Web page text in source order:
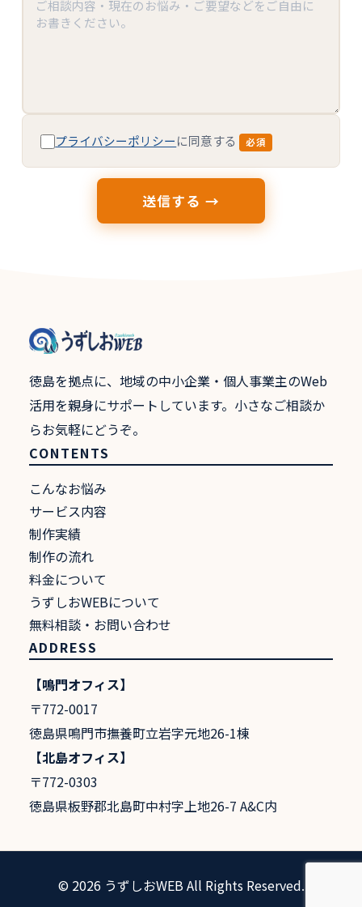
プライバシーポリシーに同意する 必須
送信する →
徳島を拠点に、地域の中小企業・個人事業主のWeb
活用を親身にサポートしています。小さなご相談か
らお気軽にどうぞ。
CONTENTS
こんなお悩み
サービス内容
制作実績
制作の流れ
料金について
うずしおWEBについて
無料相談・お問い合わせ
ADDRESS
【鳴門オフィス】
〒772-0017
徳島県鳴門市撫養町立岩字元地26-1棟
【北島オフィス】
〒772-0303
徳島県板野郡北島町中村字上地26-7 A&C内
© 2026 うずしおWEB All Rights Reserved.